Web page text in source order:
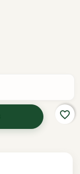
favorite_border